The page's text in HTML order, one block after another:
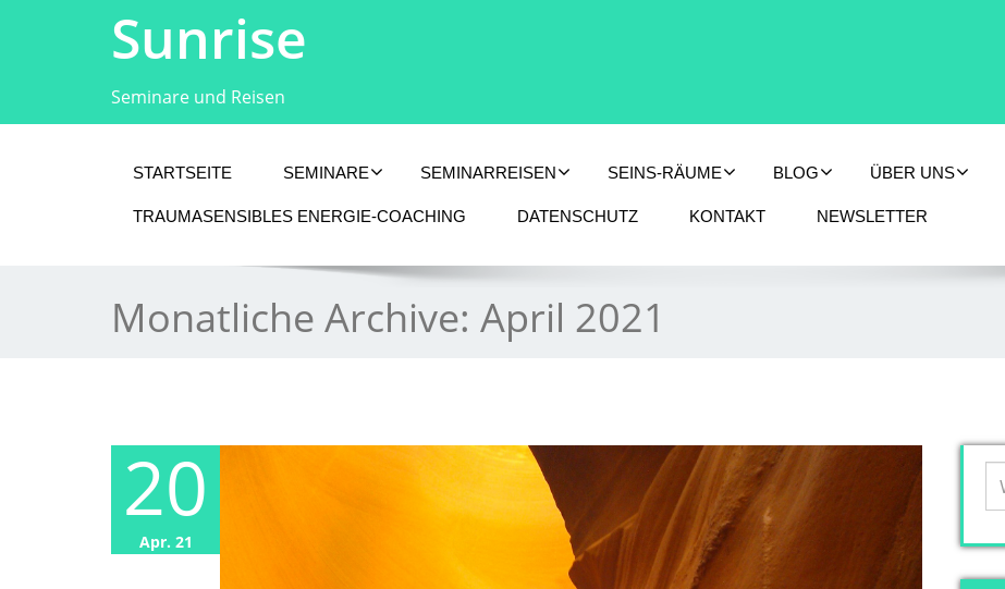
Sunrise
Seminare und Reisen
STARTSEITE SEMINARE SEMINARREISEN SEINS-RÄUME BLOG ÜBER UNS
TRAUMASENSIBLES ENERGIE-COACHING DATENSCHUTZ KONTAKT NEWSLETTER
Monatliche Archive: April 2021
20
Apr. 21